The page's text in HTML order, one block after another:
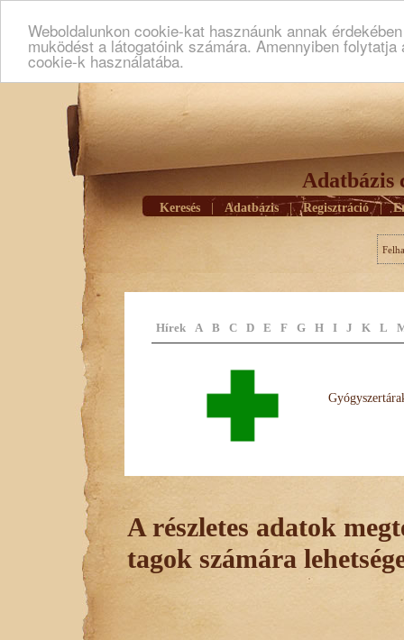
Weboldalunkon cookie-kat hasznáunk annak
muködést a látogatóink számára. Amennyiben
cookie-k használatába.
Adatbázis
Keresés Adatbázis | Regisztráció |
Hírek A B C D E F G H I J K L
A részletes adatok
tagok számára